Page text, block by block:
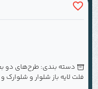
دسته بندی: طرح‌های دو
فلت لایه باز شلوار و